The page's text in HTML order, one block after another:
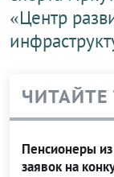
«Центр
ЧИТАЙТЕ
Пенсионеры
заявок на